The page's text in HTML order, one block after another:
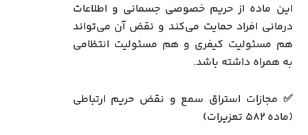
این ماده از حریم خصوصی جسمانی و اطلاعات
درمانی افراد حمایت می‌کند و نقض آن می‌تواند
هم مسئولیت کیفری و هم مسئولیت انتظامی
به همراه داشته باشد.
✅ مجازات استراق سمع و نقض حریم ارتباطی
(ماده ۵۸۲ تعزیرات)